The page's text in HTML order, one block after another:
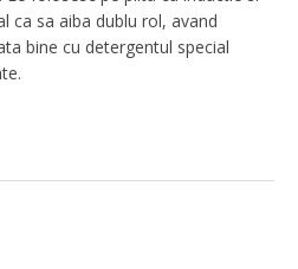
ca sa aiba dublu rol, avand
bine cu detergentul special